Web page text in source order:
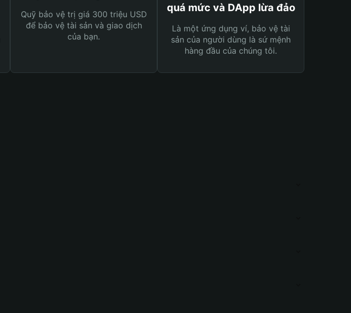
Quỹ bảo vệ trị giá 300 triệu USD
để bảo vệ tài sản và giao dịch
của bạn.
quá mức và DApp lừa đảo
Là một ứng dụng ví, bảo vệ tài
sản của người dùng là sứ mệnh
hàng đầu của chúng tôi.